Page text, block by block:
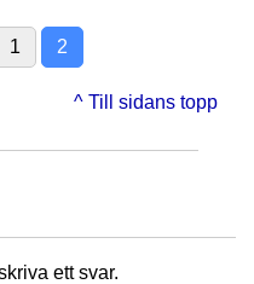
1 2
^ Till sidans topp
ett svar.